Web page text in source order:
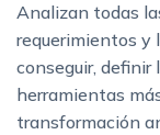
Analizan todas
requerimientos y
conseguir, definir
herramientas
transformación